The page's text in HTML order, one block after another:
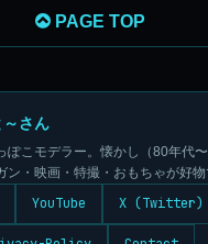
PAGE TOP
～さん
ぽこモデラー。懐かし（80年代
ン・映画・特撮・おもちゃが好物
YouTube X (Twitter)